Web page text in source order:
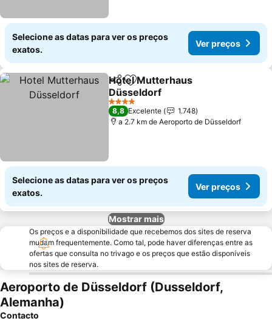
Selecione as datas para ver os preços
exatos.
Ver preços
PartilharAdicionar aos favoritos
Hotel Mutterhaus
Düsseldorf
Ver preços
4 Estrelas
8,8 Excelente
1.748
a 2.7 km de Aeroporto de Düsseldorf
Selecione as datas para ver os preços
exatos.
Ver preços
Mostrar mais
Os preços e a disponibilidade que recebemos dos sites de reserva
mudam frequentemente. Como tal, pode haver diferenças entre as
ofertas que consulta no trivago e os preços que estão disponíveis
nos sites de reserva.
Aeroporto de Düsseldorf (Dusseldorf,
Alemanha)
Contacto